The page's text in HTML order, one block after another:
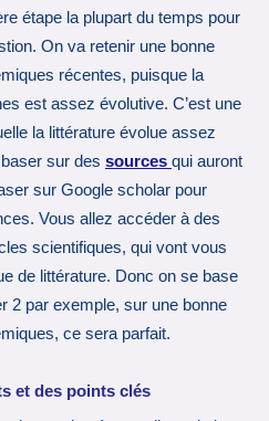
étape la plupart du temps pour
On va retenir une bonne
récentes, puisque la
est assez évolutive. C’est une
la littérature évolue assez
sur des sources qui auront
sur Google scholar pour
Vous allez accéder à des
scientifiques, qui vont vous
de littérature. Donc on se base
2 par exemple, sur une bonne
ce sera parfait.
et des points clés